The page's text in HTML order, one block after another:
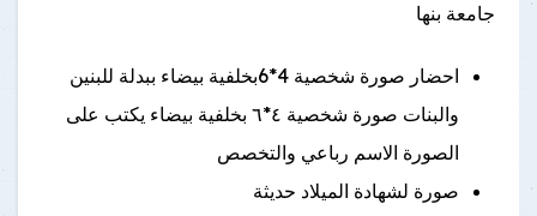
جامعة بنها
احضار صورة شخصية 4*6بخلفية بيضاء ببدلة للبنين
والبنات صورة شخصية ٤*٦ بخلفية بيضاء يكتب على
الصورة الاسم رباعي والتخصص
صورة لشهادة الميلاد حديثة